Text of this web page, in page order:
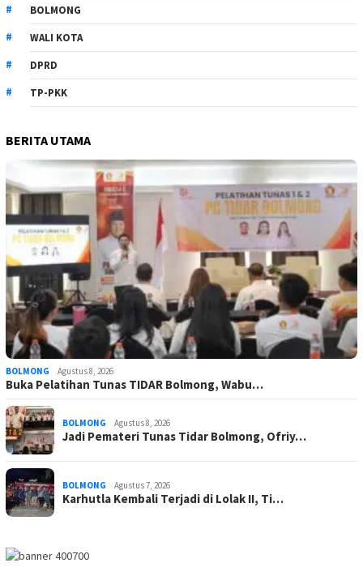
BOLMONG
WALI KOTA
DPRD
TP-PKK
BERITA UTAMA
BOLMONG Agustus 8, 2026
Buka Pelatihan Tunas TIDAR Bolmong, Wabu…
BOLMONG Agustus 8, 2026
Jadi Pemateri Tunas Tidar Bolmong, Ofriy…
BOLMONG Agustus 7, 2026
Karhutla Kembali Terjadi di Lolak II, Ti…